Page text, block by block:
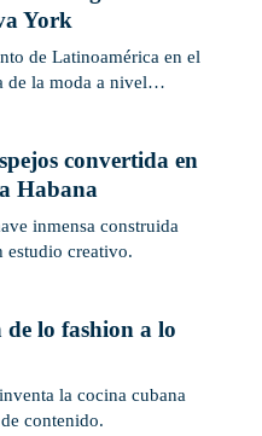
York
de Latinoamérica en el
de la moda a nivel
convertida en
Habana
inmensa construida
estudio creativo.
lo fashion a lo
la cocina cubana
contenido.